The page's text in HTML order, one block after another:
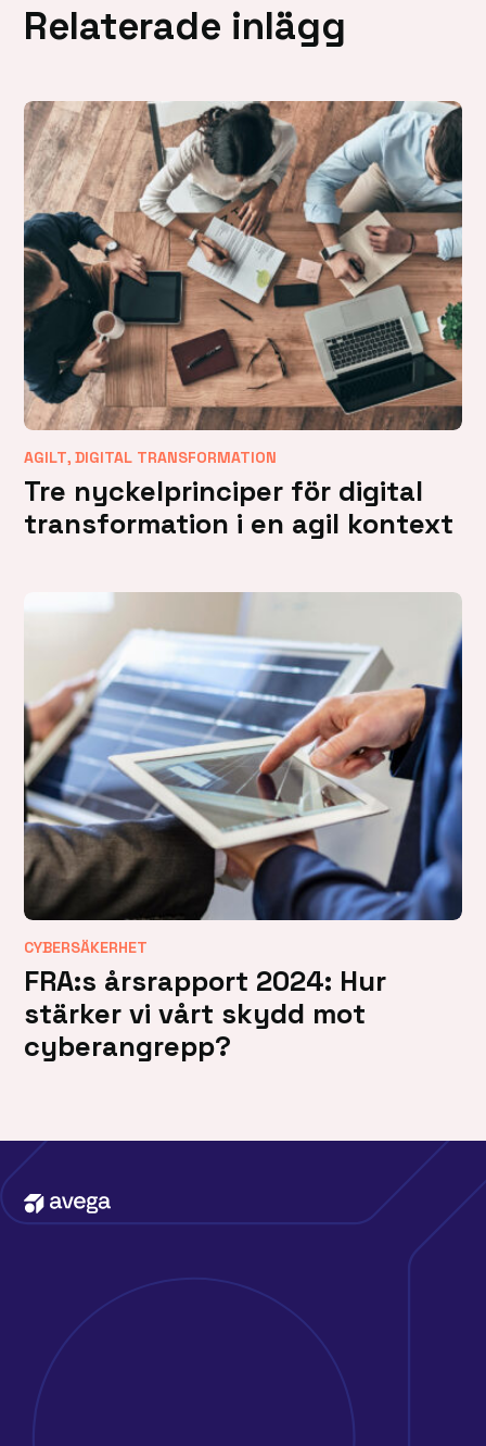
Relaterade inlägg
AGILT,DIGITAL TRANSFORMATION
Tre nyckelprinciper för digital
transformation i en agil kontext
CYBERSÄKERHET
FRA:s årsrapport 2024: Hur
stärker vi vårt skydd mot
cyberangrepp?
Erbjudande